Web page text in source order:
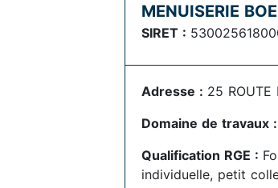
MENUISERIE
SIRET :
Adresse : 25
Domaine de travaux :
Qualification RGE :
individuelle, petit